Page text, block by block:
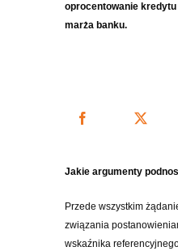
oprocentowanie kredytu
marża banku.
Jakie argumenty
Przede wszystkim
związania
wskaźnika